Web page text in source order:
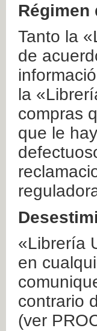
Régimen
Tanto la
de
la
compras
que le
«Librería
en
contrario
(ver